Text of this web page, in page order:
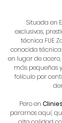
Situada en
exclusivas,
técnica FUE
conocida técnica
en lugar de
más pequeñas
folículo por
Pero en
pararnos aquí,